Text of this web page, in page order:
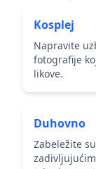
Kosplej
Napravite
fotografije
likove.
Duhovno
Zabeležite